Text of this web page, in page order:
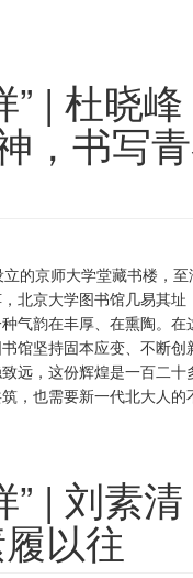
” | 杜晓
，书写
立的京师大学堂藏书楼，
北京大学图书馆几易其址
气韵在丰厚、在熏陶。在
馆坚持固本应变、不断创
远，这份辉煌是一百二十
，也需要新一代北大人的
” | 刘素
以往